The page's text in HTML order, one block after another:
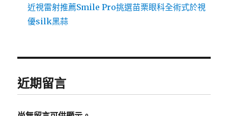
近視雷射推薦Smile Pro挑選苗栗眼科全術式於視
優silk黑蒜
近期留言